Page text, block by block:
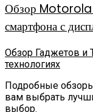
Обзор Motorola
смартфона с
Обзор Гаджетов и
технологиях
Подробные
вам выбрать
выбор.